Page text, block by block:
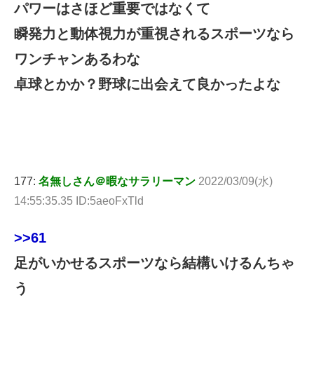
パワーはさほど重要ではなくて
瞬発力と動体視力が重視されるスポーツなら
ワンチャンあるわな
卓球とかか？野球に出会えて良かったよな
177: 名無しさん＠暇なサラリーマン 2022/03/09(水)
14:55:35.35 ID:5aeoFxTld
>>61
足がいかせるスポーツなら結構いけるんちゃ
う